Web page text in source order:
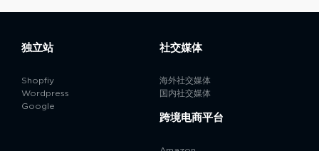
独立站
Shopfiy
Wordpress
Google
社交媒体
海外社交媒体
国内社交媒体
跨境电商平台